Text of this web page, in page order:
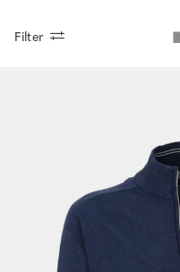
Filter